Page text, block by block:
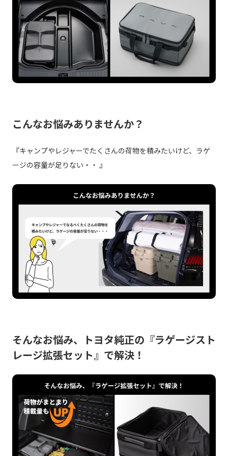
こんなお悩みありませんか？
『キャンプやレジャーでたくさんの荷物を積みたいけど、ラゲ
ージの容量が足りない・・ 』
そんなお悩み、トヨタ純正の『ラゲージスト
レージ拡張セット』で解決！